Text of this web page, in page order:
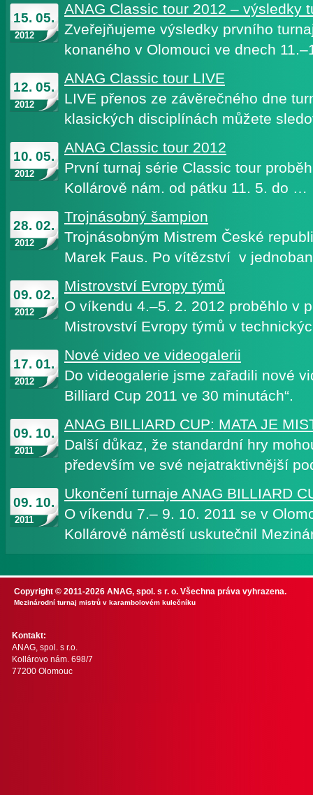
15. 05.
2012
ANAG Classic tour 2012 – výsledky
Zveřejňujeme výsledky prvního
konaného v Olomouci ve dnech
12. 05.
2012
ANAG Classic tour LIVE
LIVE přenos ze závěrečného dne
klasických disciplínách můžete
10. 05.
2012
ANAG Classic tour 2012
První turnaj série Classic tour
Kollárově nám. od pátku 11. 5. do …
28. 02.
2012
Trojnásobný šampion
Trojnásobným Mistrem České
Marek Faus. Po vítězství v
09. 02.
2012
Mistrovství Evropy týmů
O víkendu 4.–5. 2. 2012 proběhlo v
Mistrovství Evropy týmů v
17. 01.
2012
Nové video ve videogalerii
Do videogalerie jsme zařadili nové
Billiard Cup 2011 ve 30 minutách“.
09. 10.
2011
ANAG BILLIARD CUP: MATA JE
Další důkaz, že standardní hry
především ve své nejatraktivnější
09. 10.
2011
Ukončení turnaje ANAG BILLIARD
O víkendu 7.– 9. 10. 2011 se v
Kollárově náměstí uskutečnil
Copyright © 2011-2026 ANAG, spol. s r. o. Všechna práva vyhrazena.
Mezinárodní turnaj mistrů v karambolovém kulečníku
Kontakt:
ANAG, spol. s r.o.
Kollárovo nám. 698/7
77200 Olomouc